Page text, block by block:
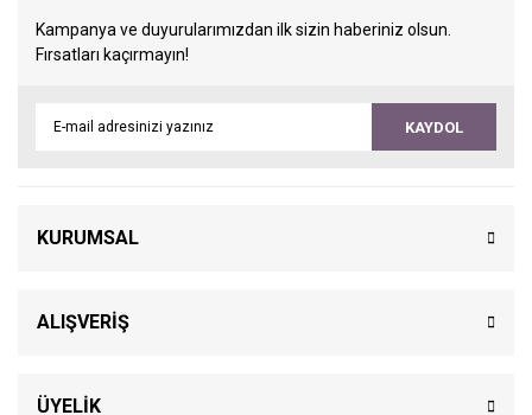
Kampanya ve duyurularımızdan ilk sizin haberiniz olsun.
Fırsatları kaçırmayın!
KAYDOL
KURUMSAL
ALIŞVERİŞ
ÜYELİK